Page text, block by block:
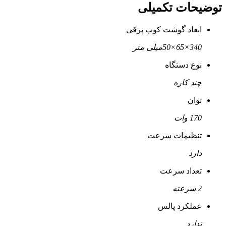
توضیحات تکمیلی
ابعاد گوشت کوب برقی
340×65×50میلی متر
نوع دستگاه
چند کاره
توان
170 وات
تنظیمات سرعت
دارد
تعداد سرعت
2 سرعته
عملکرد پالس
ندارد